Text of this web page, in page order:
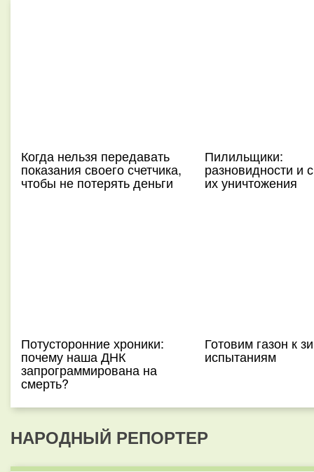
Когда нельзя передавать
показания своего счетчика,
чтобы не потерять деньги
Пилильщики:
разновидности и
их уничтожения
Потусторонние хроники:
почему наша ДНК
запрограммирована на
смерть?
Готовим газон к
испытаниям
НАРОДНЫЙ РЕПОРТЕР